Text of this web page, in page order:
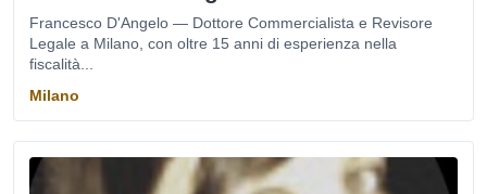
Francesco D'Angelo — Dottore Commercialista e Revisore
Legale a Milano, con oltre 15 anni di esperienza nella
fiscalità...
Milano